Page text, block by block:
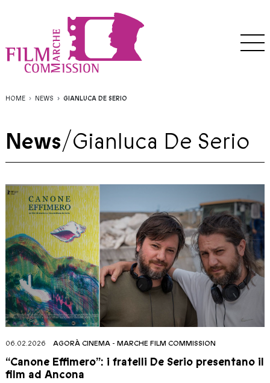
HOME NEWS GIANLUCA DE SERIO
News/Gianluca De Serio
06.02.2026 AGORÀ CINEMA - MARCHE FILM COMMISSION
“Canone Effimero”: i fratelli De Serio presentano il
film ad Ancona